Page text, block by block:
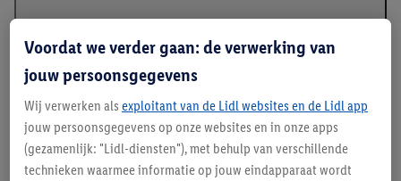
Details over productveiligheid
Voordat we verder gaan: de verwerking van
jouw persoonsgegevens
Wij verwerken als exploitant van de Lidl websites en de Lidl app
jouw persoonsgegevens op onze websites en in onze apps
(gezamenlijk: "Lidl-diensten"), met behulp van verschillende
technieken waarmee informatie op jouw eindapparaat wordt